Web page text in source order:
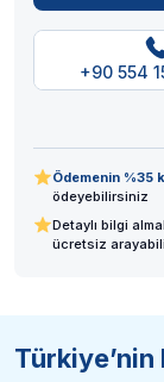
+90 554
Ödemenin %35
ödeyebilirsiniz
Detaylı bilgi
ücretsiz